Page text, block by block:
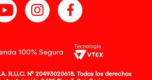
100% Segura
R.U.C. Nº 20493020618. Todos los derechos